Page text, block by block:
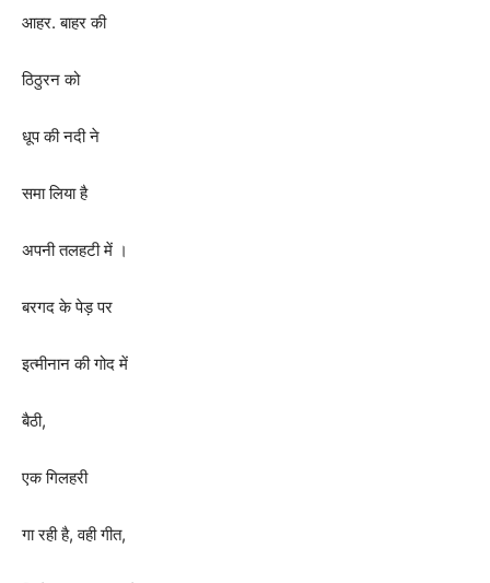
आहर. बाहर की
ठिठुरन को
धूप की नदी ने
समा लिया है
अपनी तलहटी में ।
बरगद के पेड़ पर
इत्मीनान की गोद में
बैठी,
एक गिलहरी
गा रही है,वही गीत,